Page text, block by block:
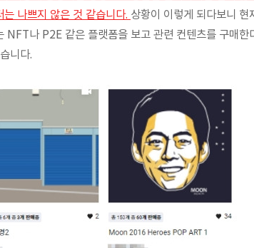
나쁘지 않은 것 같습니다. 상황이 이렇게 되다보니 현
NFT나 P2E 같은 플랫폼을 보고 관련 컨텐츠를 구매한
니다.